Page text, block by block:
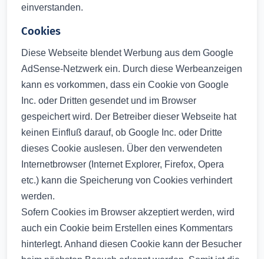
einverstanden.
Cookies
Diese Webseite blendet Werbung aus dem Google
AdSense-Netzwerk ein. Durch diese Werbeanzeigen
kann es vorkommen, dass ein Cookie von Google
Inc. oder Dritten gesendet und im Browser
gespeichert wird. Der Betreiber dieser Webseite hat
keinen Einfluß darauf, ob Google Inc. oder Dritte
dieses Cookie auslesen. Über den verwendeten
Internetbrowser (Internet Explorer, Firefox, Opera
etc.) kann die Speicherung von Cookies verhindert
werden.
Sofern Cookies im Browser akzeptiert werden, wird
auch ein Cookie beim Erstellen eines Kommentars
hinterlegt. Anhand diesen Cookie kann der Besucher